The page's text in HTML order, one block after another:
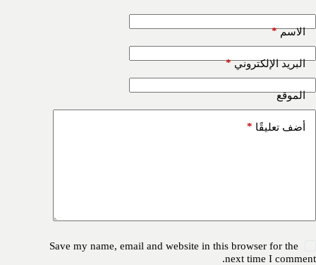
الاسم*
البريد الإلكتروني*
الموقع
أضف تعليقًا *
Save my name, email and website in this browser for the
next time I comment.